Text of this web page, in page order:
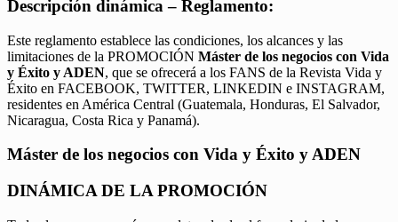
Descripción dinámica – Reglamento:
Este reglamento establece las condiciones, los alcances y las
limitaciones de la PROMOCIÓN Máster de los negocios con Vida
y Éxito y ADEN, que se ofrecerá a los FANS de la Revista Vida y
Éxito en FACEBOOK, TWITTER, LINKEDIN e INSTAGRAM,
residentes en América Central (Guatemala, Honduras, El Salvador,
Nicaragua, Costa Rica y Panamá).
Máster de los negocios con Vida y Éxito y ADEN
DINÁMICA DE LA PROMOCIÓN